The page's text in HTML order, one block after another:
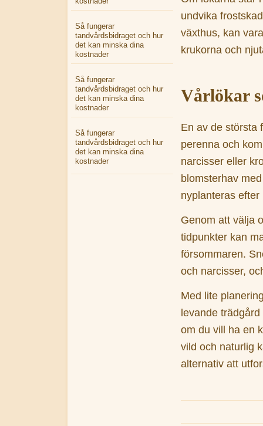
undvika
växthus, kan
krukorna och
Vårlökar
En av de största
perenna och
narcisser eller
blomsterhav
nyplanteras
Genom att välja
tidpunkter kan
försommaren.
och narcisser,
Med lite
levande
om du vill ha en
vild och naturlig
alternativ att
Så fungerar
tandvårdsbidraget och hur
det kan minska dina
kostnader
Så fungerar
tandvårdsbidraget och hur
det kan minska dina
kostnader
Så fungerar
tandvårdsbidraget och hur
det kan minska dina
kostnader